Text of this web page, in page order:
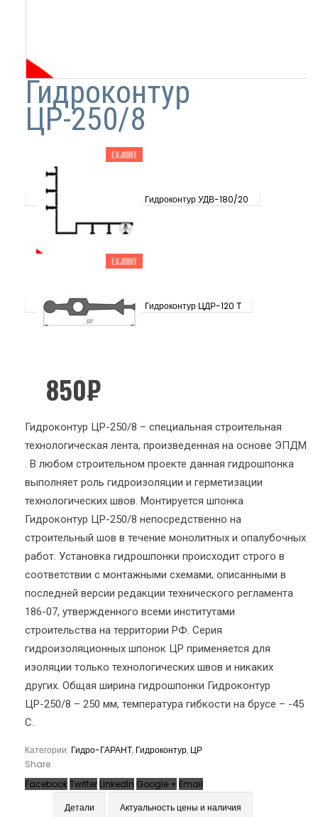
Гидроконтур
ЦР-250/8
Гидроконтур УДВ-180/20
Гидроконтур ЦДР-120 Т
850₽
Гидроконтур ЦР-250/8 – специальная строительная
технологическая лента, произведенная на основе ЭПДМ
. В любом строительном проекте данная гидрошпонка
выполняет роль гидроизоляции и герметизации
технологических швов. Монтируется шпонка
Гидроконтур ЦР-250/8 непосредственно на
строительный шов в течение монолитных и опалубочных
работ. Установка гидрошпонки происходит строго в
соответствии с монтажными схемами, описанными в
последней версии редакции технического регламента
186-07, утвержденного всеми институтами
строительства на территории РФ. Серия
гидроизоляционных шпонок ЦР применяется для
изоляции только технологических швов и никаких
других. Общая ширина гидрошпонки Гидроконтур
ЦР-250/8 – 250 мм, температура гибкости на брусе – -45
С.
Категории: Гидро-ГАРАНТ, Гидроконтур, ЦР
Share
FacebookTwitter LinkedIn Google + Email
Детали
Актуальность цены и наличия